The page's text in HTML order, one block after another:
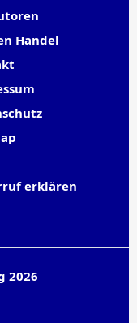
Handel
erklären
2026